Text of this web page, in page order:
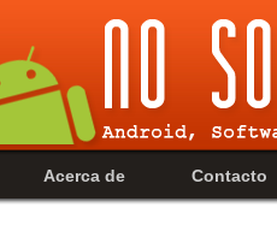
Acerca de Contacto